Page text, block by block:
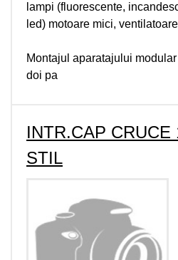
lampi (fluorescente,
led) motoare mici,
Montajul aparatajului
doi pa
INTR.CAP CRUCE
STIL